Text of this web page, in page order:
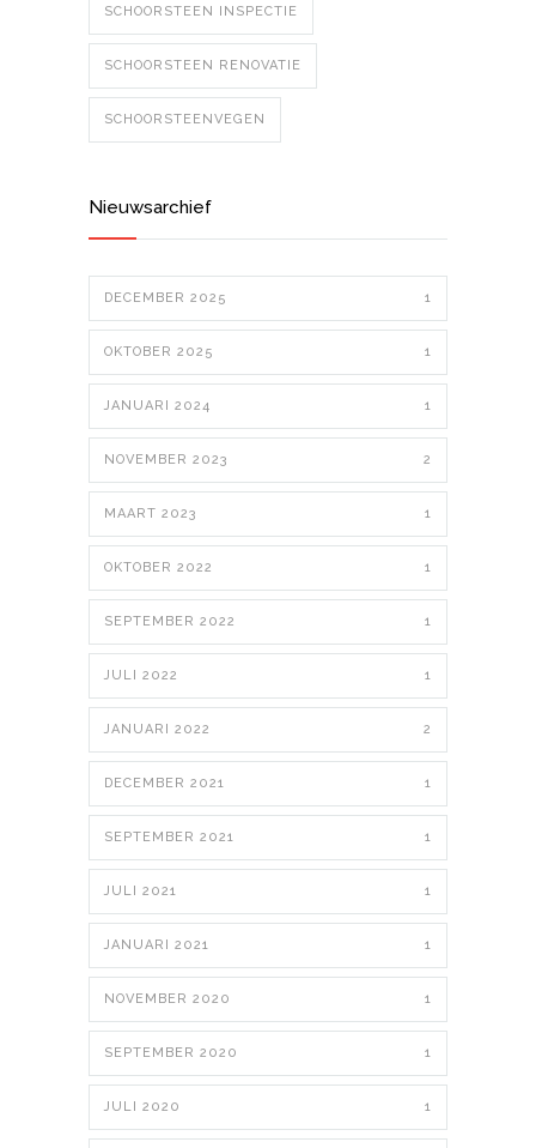
SCHOORSTEEN INSPECTIE
SCHOORSTEEN RENOVATIE
SCHOORSTEENVEGEN
Nieuwsarchief
DECEMBER 2025 1
OKTOBER 2025 1
JANUARI 2024 1
NOVEMBER 2023 2
MAART 2023 1
OKTOBER 2022 1
SEPTEMBER 2022 1
JULI 2022 1
JANUARI 2022 2
DECEMBER 2021 1
SEPTEMBER 2021 1
JULI 2021 1
JANUARI 2021 1
NOVEMBER 2020 1
SEPTEMBER 2020 1
JULI 2020 1